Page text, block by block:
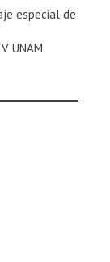
especial de
UNAM